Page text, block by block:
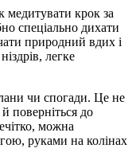
медитувати крок за
спеціально дихати
природний вдих і
легке
чи спогади. Це не
поверніться до
можна
руками на колінах